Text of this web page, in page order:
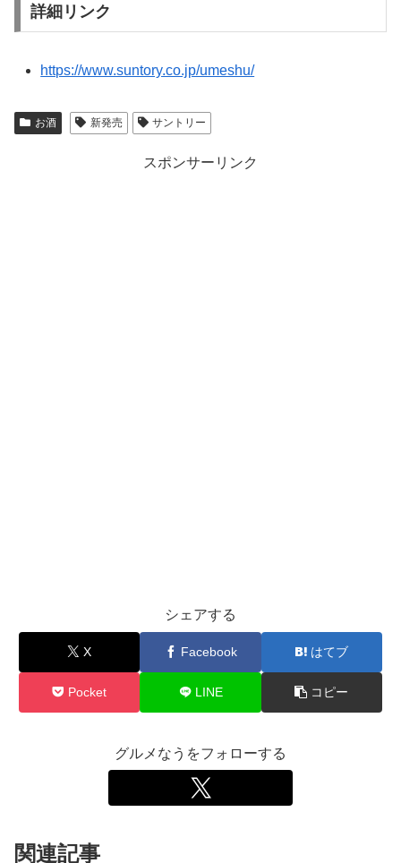
詳細リンク
https://www.suntory.co.jp/umeshu/
お酒 新発売 サントリー
スポンサーリンク
シェアする
X Facebook はてブ
Pocket LINE コピー
グルメなうをフォローする
関連記事